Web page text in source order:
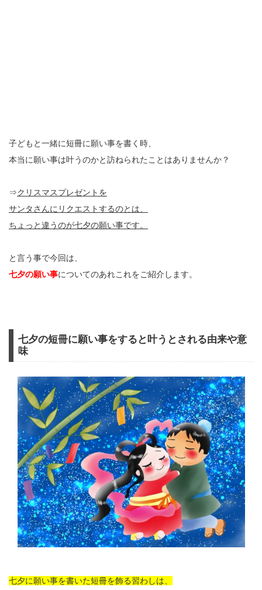
子どもと一緒に短冊に願い事を書く時、
本当に願い事は叶うのかと訪ねられたことはありませんか？
⇒クリスマスプレゼントを
サンタさんにリクエストするのとは、
ちょっと違うのが七夕の願い事です。
と言う事で今回は、
七夕の願い事についてのあれこれをご紹介します。
七夕の短冊に願い事をすると叶うとされる由来や意
味
七夕に願い事を書いた短冊を飾る習わしは、